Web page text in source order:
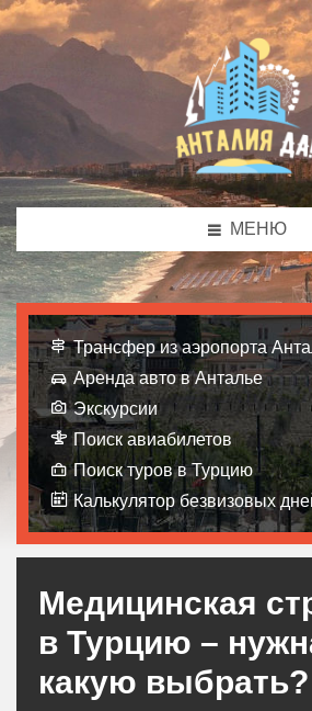
МЕНЮ
Трансфер из аэропорта
Аренда авто в Анталье
Экскурсии
Поиск авиабилетов
Поиск туров в Турцию
Калькулятор безвизовых
Медицинская
в Турцию –
какую выбрать?